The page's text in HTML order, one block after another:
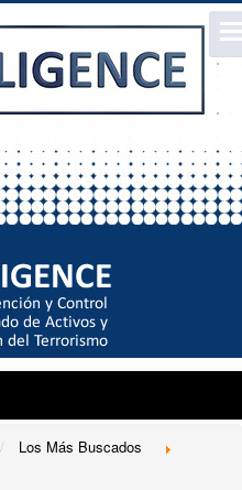
Los Más Buscados